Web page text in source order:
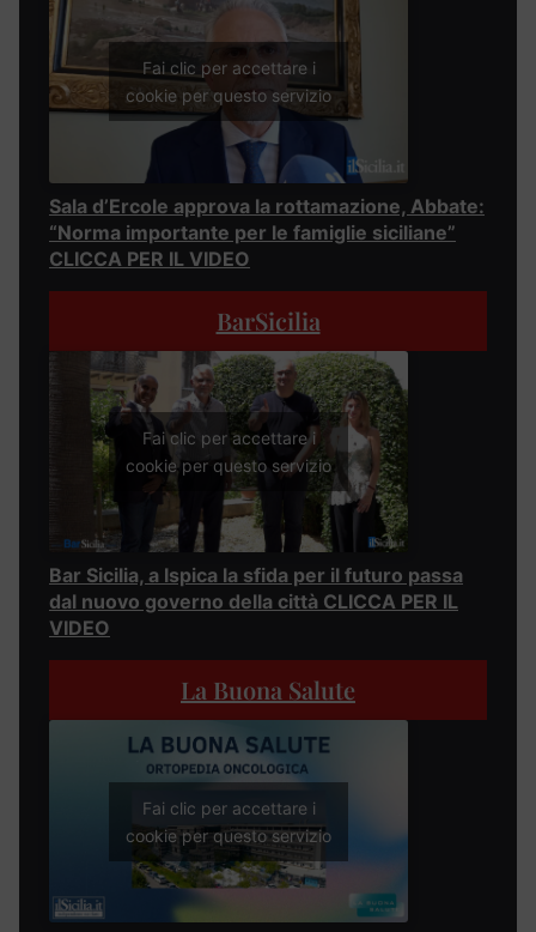
Fai clic per accettare i
cookie per questo servizio
Sala d’Ercole approva la rottamazione, Abbate:
“Norma importante per le famiglie siciliane”
CLICCA PER IL VIDEO
BarSicilia
Fai clic per accettare i
cookie per questo servizio
Bar Sicilia, a Ispica la sfida per il futuro passa
dal nuovo governo della città CLICCA PER IL
VIDEO
La Buona Salute
Fai clic per accettare i
cookie per questo servizio